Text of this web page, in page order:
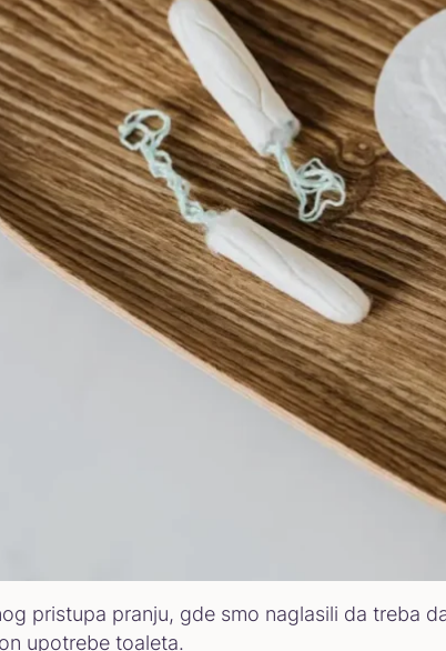
pristupa pranju, gde smo naglasili da treba
upotrebe toaleta.